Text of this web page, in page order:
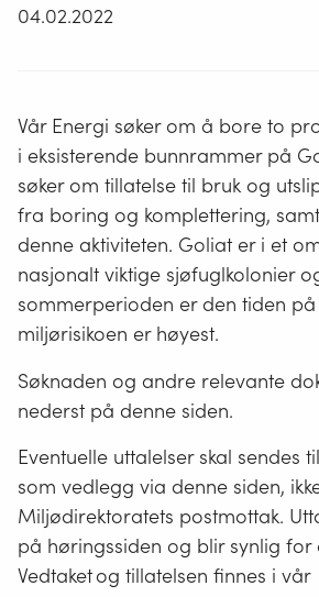
04.02.2022
Vår Energi søker om å bore to
i eksisterende bunnrammer på
søker om tillatelse til bruk og
fra boring og komplettering,
denne aktiviteten. Goliat er i et
nasjonalt viktige sjøfuglkolonier
sommerperioden er den tiden
miljørisikoen er høyest.
Søknaden og andre relevante
nederst på denne siden.
Eventuelle uttalelser skal sendes
som vedlegg via denne siden,
Miljødirektoratets postmottak.
på høringssiden og blir synlig for
Vedtaket og tillatelsen finnes i vår